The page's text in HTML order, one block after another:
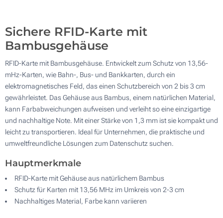
Sichere RFID-Karte mit
Bambusgehäuse
RFID-Karte mit Bambusgehäuse. Entwickelt zum Schutz von 13,56-
mHz-Karten, wie Bahn-, Bus- und Bankkarten, durch ein
elektromagnetisches Feld, das einen Schutzbereich von 2 bis 3 cm
gewährleistet. Das Gehäuse aus Bambus, einem natürlichen Material,
kann Farbabweichungen aufweisen und verleiht so eine einzigartige
und nachhaltige Note. Mit einer Stärke von 1,3 mm ist sie kompakt und
leicht zu transportieren. Ideal für Unternehmen, die praktische und
umweltfreundliche Lösungen zum Datenschutz suchen.
Hauptmerkmale
RFID-Karte mit Gehäuse aus natürlichem Bambus
Schutz für Karten mit 13,56 MHz im Umkreis von 2-3 cm
Nachhaltiges Material, Farbe kann variieren